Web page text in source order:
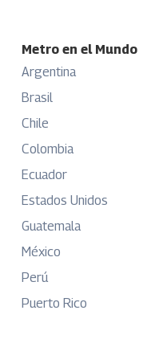
Metro en el Mundo
Argentina
Brasil
Chile
Colombia
Ecuador
Estados Unidos
Guatemala
México
Perú
Puerto Rico